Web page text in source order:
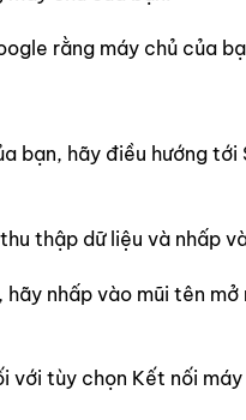
rằng máy chủ của
bạn, hãy điều hướng
thập dữ liệu và nhấp
nhấp vào mũi tên
tùy chọn Kết nối